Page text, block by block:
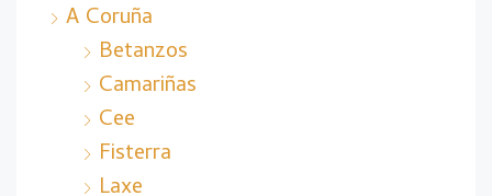
A Coruña
Betanzos
Camariñas
Cee
Fisterra